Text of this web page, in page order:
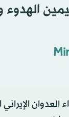
الهدوء
الإيراني